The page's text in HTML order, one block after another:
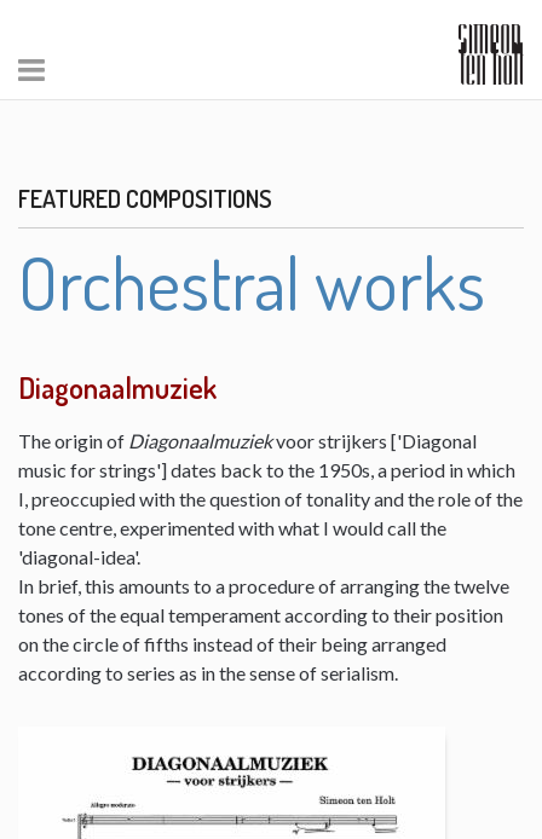
FEATURED COMPOSITIONS
Orchestral works
Diagonaalmuziek
The origin of Diagonaalmuziekvoor strijkers ['Diagonal
music for strings'] dates back to the 1950s, a period in which
I, preoccupied with the question of tonality and the role of the
tone centre, experimented with what I would call the
'diagonal-idea'.
In brief, this amounts to a procedure of arranging the twelve
tones of the equal temperament according to their position
on the circle of fifths instead of their being arranged
according to series as in the sense of serialism.